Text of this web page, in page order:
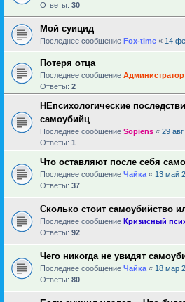
Ответы: 30
Мой суицид
Последнее сообщение Fox-time « 14
Потеря отца
Последнее сообщение Администратор
Ответы: 2
НЕпсихологические
самоубийц
Последнее сообщение Sopiens « 29
Ответы: 1
Что оставляют после себя
Последнее сообщение Чайка « 13 май
Ответы: 37
Сколько стоит самоубийство
Последнее сообщение Кризисный
Ответы: 92
Чего никогда не увидят
Последнее сообщение Чайка « 18 мар
Ответы: 80